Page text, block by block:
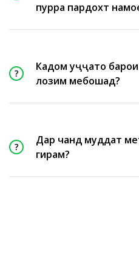
пурра пардохт
Кадом ҳуҷҷатҳо
лозим мебошад?
Дар чанд муддат
гирам?